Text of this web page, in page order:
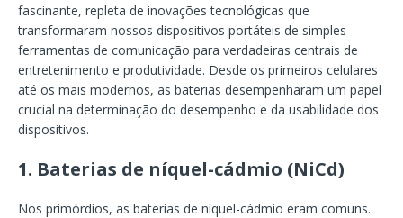
fascinante, repleta de inovações tecnológicas que
transformaram nossos dispositivos portáteis de simples
ferramentas de comunicação para verdadeiras centrais de
entretenimento e produtividade. Desde os primeiros celulares
até os mais modernos, as baterias desempenharam um papel
crucial na determinação do desempenho e da usabilidade dos
dispositivos.
1. Baterias de níquel-cádmio (NiCd)
Nos primórdios, as baterias de níquel-cádmio eram comuns.